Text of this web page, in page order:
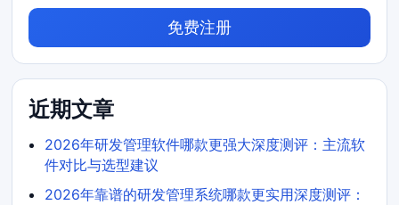
免费注册
近期文章
2026年研发管理软件哪款更强大深度测评：主流软
件对比与选型建议
2026年靠谱的研发管理系统哪款更实用深度测评：